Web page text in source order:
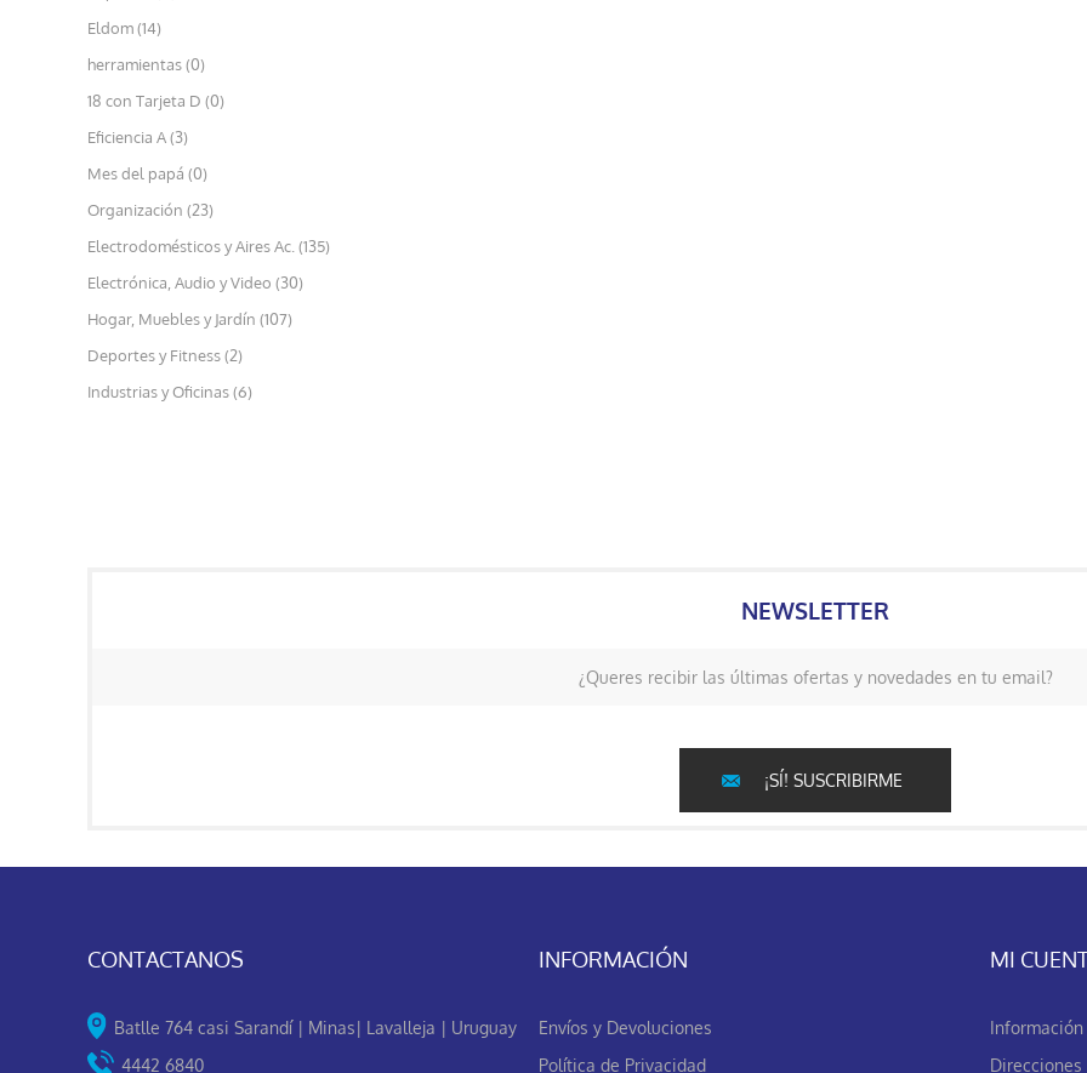
Eldom (14)
herramientas (0)
18 con Tarjeta D (0)
Eficiencia A (3)
Mes del papá (0)
Organización (23)
Electrodomésticos y Aires Ac. (135)
Electrónica, Audio y Video (30)
Hogar, Muebles y Jardín (107)
Deportes y Fitness (2)
Industrias y Oficinas (6)
NEWSLETTER
¿Queres recibir las últimas ofertas y novedades en tu email?
¡SÍ! SUSCRIBIRME
CONTACTANOS
Batlle 764 casi Sarandí | Minas| Lavalleja | Uruguay
4442 6840
INFORMACIÓN
Envíos y Devoluciones
Política de Privacidad
MI
Direcciones